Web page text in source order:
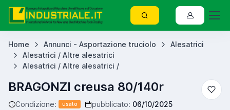
Home Annunci - Asportazione truciolo
Alesatrici
Alesatrici / Altre alesatrici
Alesatrici / Altre alesatrici /
BRAGONZI creusa 80/140r
Condizione: usato pubblicato: 06/10/2025